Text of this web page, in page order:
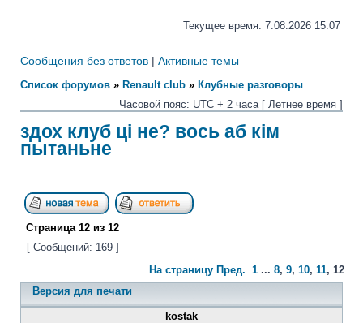
Текущее время: 7.08.2026 15:07
Сообщения без ответов | Активные темы
Список форумов » Renault club » Клубные разговоры
Часовой пояс: UTC + 2 часа [ Летнее время ]
здох клуб ці не? вось аб кім
пытаньне
Страница 12 из 12
[ Сообщений: 169 ]
На страницу Пред. 1 ... 8, 9, 10, 11, 12
Версия для печати
kostak